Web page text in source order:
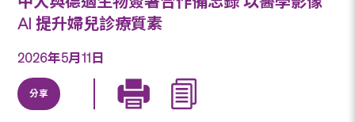
AI 提升婦兒診療質素
2026年5月11日
分享